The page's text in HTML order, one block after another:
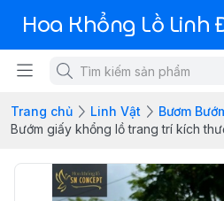
Hoa Khổng Lồ
Trang chủ Linh Vật
Bươm
Bướm giấy khổng lồ trang trí kích